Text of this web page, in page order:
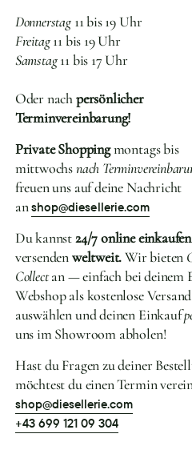
Donnerstag11 bis 19 Uhr
Freitag11 bis 19 Uhr
Samstag11 bis 17 Uhr
Oder nachpersönlicher
Terminvereinbarung!
Private Shoppingmontags bis
mittwochsnach
freuen uns auf deine Nachricht
anshop@diesellerie.com
Du kannst24/7 online einkaufen
versendenweltweit.Wir bieten
Collectan — einfach bei deinem
Webshop als kostenlose
auswählen und deinen Einkauf
uns im Showroom abholen!
Hast du Fragen zu deiner
möchtest du einen Termin
shop@diesellerie.com
+43 699 121 09 304